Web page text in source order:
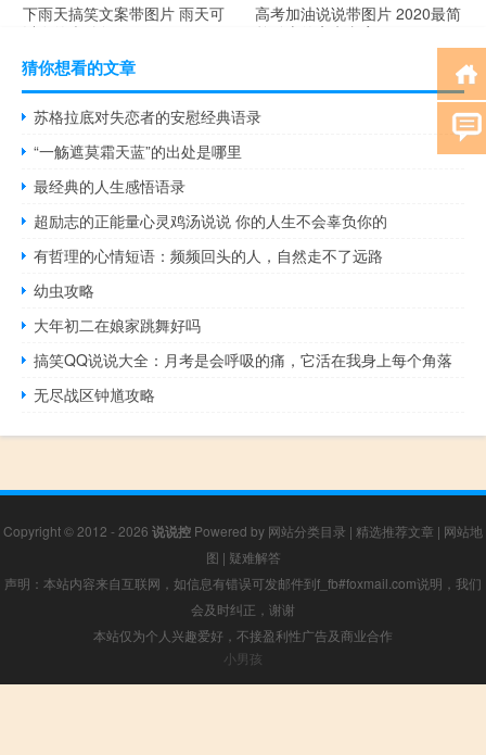
下雨天搞笑文案带图片 雨天可
以发的幽默句子
高考加油说说带图片 2020最简
单励志的高考文案
猜你想看的文章
苏格拉底对失恋者的安慰经典语录
“一觞遮莫霜天蓝”的出处是哪里
最经典的人生感悟语录
超励志的正能量心灵鸡汤说说 你的人生不会辜负你的
有哲理的心情短语：频频回头的人，自然走不了远路
幼虫攻略
大年初二在娘家跳舞好吗
搞笑QQ说说大全：月考是会呼吸的痛，它活在我身上每个角落
无尽战区钟馗攻略
Copyright © 2012 - 2026 说说控 Powered by 网站分类目录 | 精选推荐文章 | 网站地
图 | 疑难解答
声明：本站内容来自互联网，如信息有错误可发邮件到f_fb#foxmail.com说明，我们
会及时纠正，谢谢
本站仅为个人兴趣爱好，不接盈利性广告及商业合作
小男孩